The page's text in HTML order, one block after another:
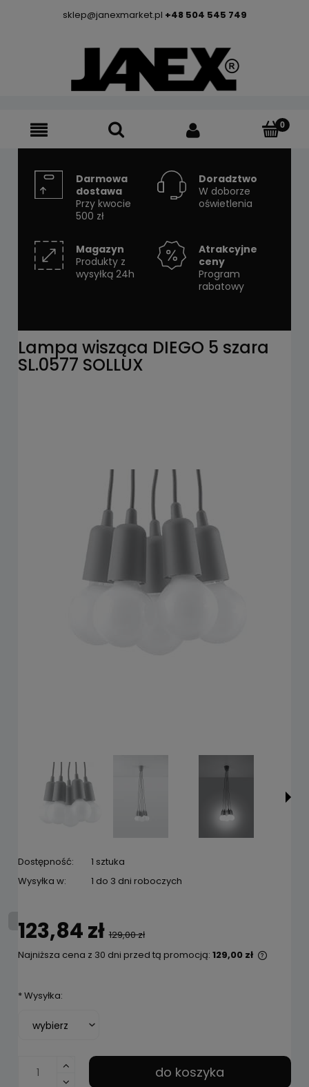
sklep@janexmarket.pl +48 504 545 749
Darmowa
dostawa
Przy kwocie
500 zł
Doradztwo
W doborze
oświetlenia
Magazyn
Produkty z
wysyłką 24h
Atrakcyjne
ceny
Program
rabatowy
Lampa wisząca DIEGO 5 szara
SL.0577 SOLLUX
Dostępność:
1 sztuka
Wysyłka w:
1 do 3 dni roboczych
123,84 zł 129,00 zł
Najniższa cena z 30 dni przed tą promocją: 129,00 zł
*Wysyłka:
do koszyka